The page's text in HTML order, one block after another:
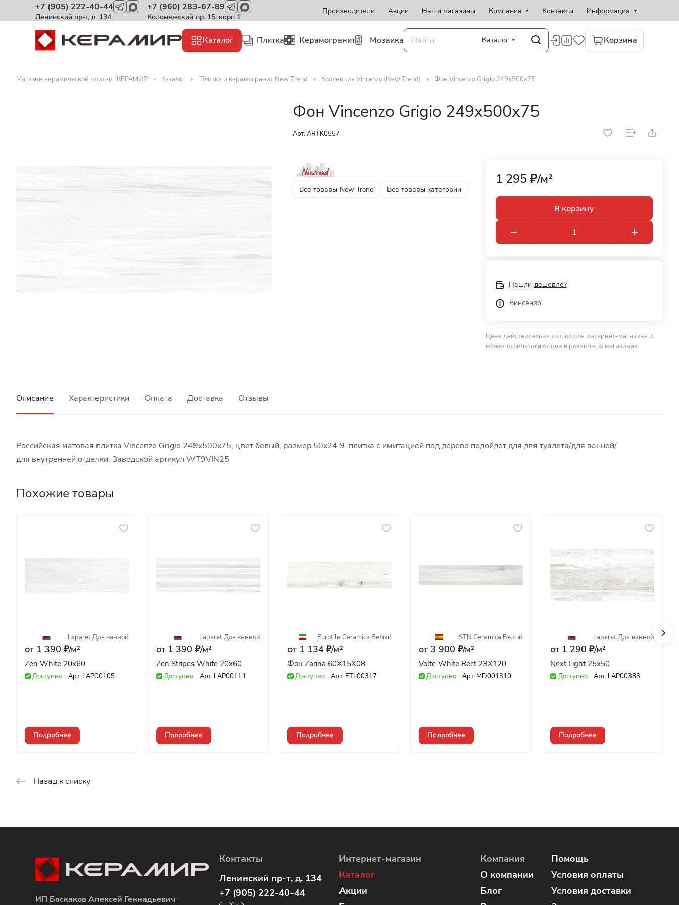
+7 (905) 222-40-44
Ленинский пр-т, д. 134
+7 (960) 283-67-89
Коломяжский пр. 15, корп 1
Производители Акции Наши магазины Компания Контакты Информация
Каталог Плитка Керамогранит Мозаика Каталог Корзина
Магазин керамической плитки "КЕРАМИР Каталог Плитка и керамогранит New Trend Коллекция Vincenzo (New Trend) Фон Vincenzo Grigio 249x500x75
Фон Vincenzo Grigio 249x500x75
Арт.ARTK0557
Все товары New Trend Все товары категории
1 295 ₽/м²
В корзину
Нашли дешевле?
Винсензо
Цена действительна только для интернет-магазина и
может отличаться от цен в розничных магазинах
Описание Характеристики Оплата Доставка Отзывы
Российская матовая плитка Vincenzo Grigio 249x500x75, цвет белый, размер 50x24.9. плитка с имитацией под дерево подойдет для для туалета/для ванной/
для внутренней отделки. Заводской артикул WT9VIN25
Похожие товары
Laparet·Для ванной
от 1 390 ₽/м²
Zen White 20x60
Доступно Арт. LAP00105
Подробнее
Laparet·Для ванной
от 1 390 ₽/м²
Zen Stripes White 20x60
Доступно Арт. LAP00111
Подробнее
Eurotile Ceramica·Белый
от 1 134 ₽/м²
Фон Zarina 60X15X08
Доступно Арт. ETL00317
Подробнее
STN Ceramica·Белый
от 3 900 ₽/м²
Volte White Rect 23X120
Доступно Арт. MD001310
Подробнее
Laparet·Для ванной
от 1 290 ₽/м²
Next Light 25x50
Доступно Арт. LAP00383
Подробнее
Назад к списку
ИП Баскаков Алексей Геннадьевич
Контакты
Ленинский пр-т, д. 134
+7 (905) 222-40-44
Интернет-магазин
Каталог
Акции
Компания
О компании
Блог
Помощь
Условия оплаты
Условия доставки